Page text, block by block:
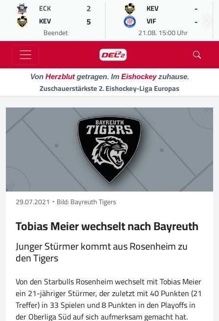
ECK 2
KEV 5
Beendet
KEV -
VIF -
21.08. 15:00 Uhr
Von Herzblutgetragen. Im Eishockeyzuhause.
Zuschauerstärkste 2. Eishockey-Liga Europas
29.07.2021 Bild: Bayreuth Tigers
Tobias Meier wechselt nach Bayreuth
Junger Stürmer kommt aus Rosenheim zu
den Tigers
Von den Starbulls Rosenheim wechselt mit Tobias Meier
ein 21-jähriger Stürmer, der zuletzt mit 40 Punkten (21
Treffer) in 33 Spielen und 8 Punkten in den Playoffs in
der Oberliga Süd auf sich aufmerksam gemacht hat.